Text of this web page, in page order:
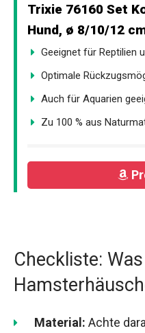
Trixie 76160 Set
Hund, ø 8/10/12
Geeignet für Reptilien
Optimale
Auch für Aquarien
Zu 100 % aus
Checkliste:
Material: Achte